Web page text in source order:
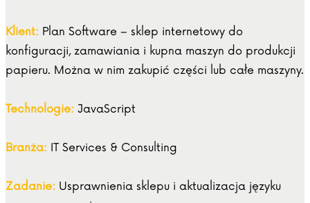
Klient: Plan Software – sklep internetowy do
konfiguracji, zamawiania i kupna maszyn do produkcji
papieru. Można w nim zakupić części lub całe maszyny.
Technologie: JavaScript
Branża: IT Services & Consulting
Zadanie: Usprawnienia sklepu i aktualizacja języku